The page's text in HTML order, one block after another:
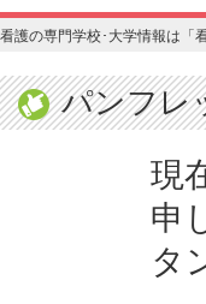
看護の専門学校･大学情報は「
パンフレ
現
申
タ